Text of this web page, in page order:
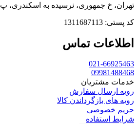
تهران، خ جمهوری، نرسیده به اسکندری، پ 1411، واحد 1
کد پستی: 1311687113
اطلاعات تماس
021-66925463
09981488468
خدمات مشتریان
رویه ارسال سفارش
رویه های بازگرداندن کالا
حریم خصوصی
شرایط استفاده